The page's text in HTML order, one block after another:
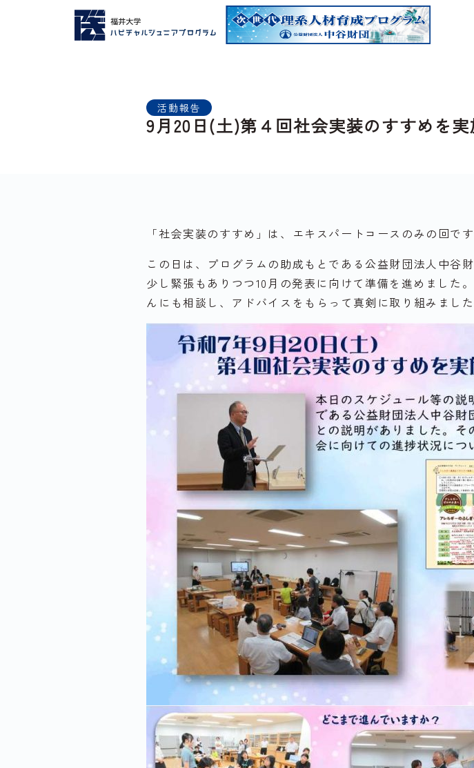
活動報告
9月20日(土)第４回社会実装のすすめを
「社会実装のすすめ」は、エキスパートコースのみの回です
この日は、プログラムの助成もとである公益財団法人中谷
少し緊張もありつつ10月の発表に向けて準備を進めました
んにも相談し、アドバイスをもらって真剣に取り組みました